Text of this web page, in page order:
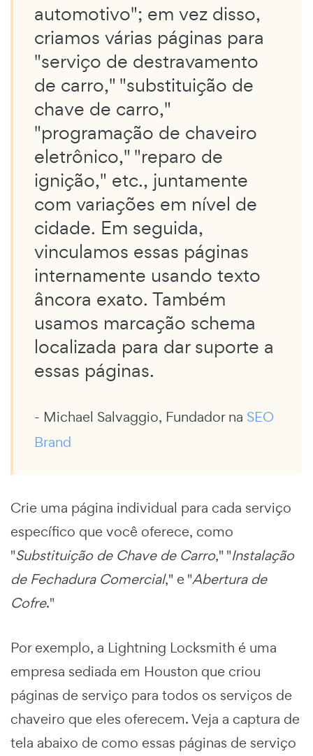
automotivo"; em vez disso,
criamos várias páginas para
"serviço de destravamento
de carro," "substituição de
chave de carro,"
"programação de chaveiro
eletrônico," "reparo de
ignição," etc., juntamente
com variações em nível de
cidade. Em seguida,
vinculamos essas páginas
internamente usando texto
âncora exato. Também
usamos marcação schema
localizada para dar suporte a
essas páginas.
- Michael Salvaggio, Fundador na SEO
Brand
Crie uma página individual para cada serviço
específico que você oferece, como
"Substituição de Chave de Carro," "Instalação
de Fechadura Comercial," e "Abertura de
Cofre."
Por exemplo, a Lightning Locksmith é uma
empresa sediada em Houston que criou
páginas de serviço para todos os serviços de
chaveiro que eles oferecem. Veja a captura de
tela abaixo de como essas páginas de serviço